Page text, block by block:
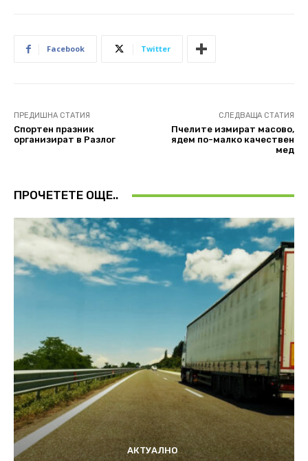
Facebook Twitter
ПРЕДИШНА СТАТИЯ
Спортен празник
организират в Разлог
СЛЕДВАЩА СТАТИЯ
Пчелите измират масово,
ядем по-малко качествен
мед
ПРОЧЕТЕТЕ ОЩЕ..
АКТУАЛНО